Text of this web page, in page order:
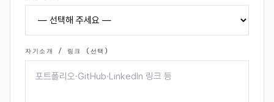
자기소개 / 링크 (선택)